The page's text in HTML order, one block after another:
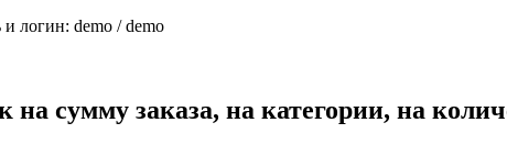
и логин: demo / demo
на сумму заказа, на категории, на